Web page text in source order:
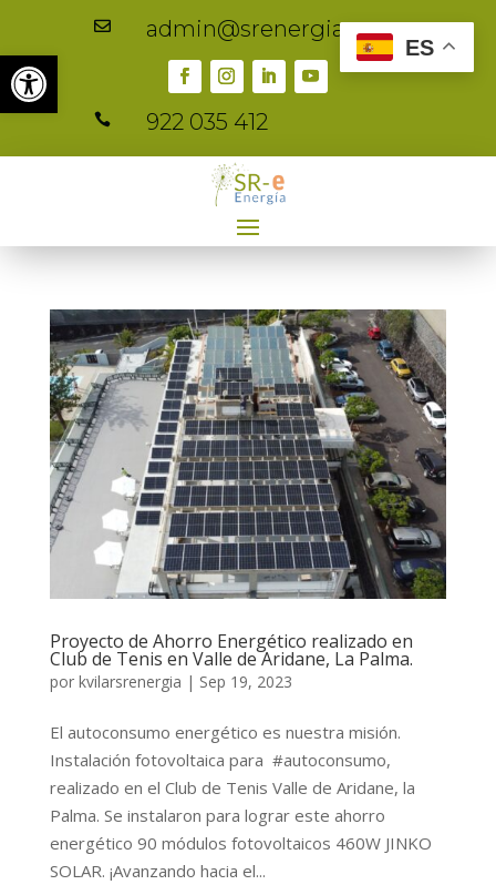
Abrir barra de herramientas
 admin@srenergia.es
 922 035 412
Proyecto de Ahorro Energético realizado en
Club de Tenis en Valle de Aridane, La Palma.
por kvilarsrenergia | Sep 19, 2023
El autoconsumo energético es nuestra misión.
Instalación fotovoltaica para #autoconsumo,
realizado en el Club de Tenis Valle de Aridane, la
Palma. Se instalaron para lograr este ahorro
energético 90 módulos fotovoltaicos 460W JINKO
SOLAR. ¡Avanzando hacia el...
ES